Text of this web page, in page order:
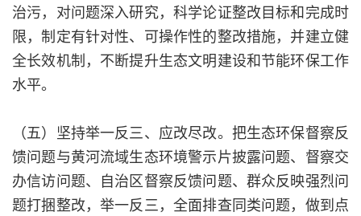
治污，对问题深入研究，科学论证整改目标和完成时
限，制定有针对性、可操作性的整改措施，并建立健
全长效机制，不断提升生态文明建设和节能环保工作
水平。
（五）坚持举一反三、应改尽改。把生态环保督察反
馈问题与黄河流域生态环境警示片披露问题、督察交
办信访问题、自治区督察反馈问题、群众反映强烈问
题打捆整改，举一反三，全面排查同类问题，做到点